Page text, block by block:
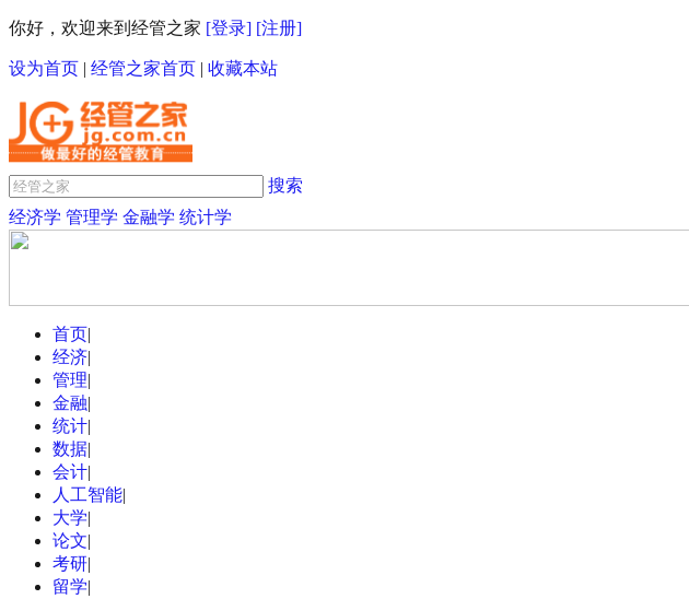
你好，欢迎来到经管之家 [登录] [注册]
设为首页 | 经管之家首页 | 收藏本站
搜索
经济学 管理学 金融学 统计学
首页|
经济|
管理|
金融|
统计|
数据|
会计|
人工智能|
大学|
论文|
考研|
留学|